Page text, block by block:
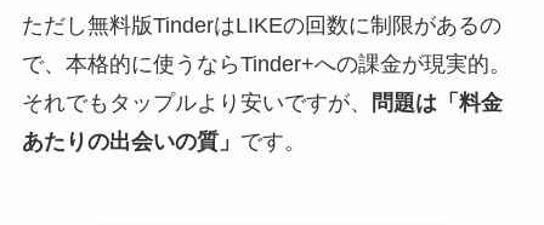
ただし無料版TinderはLIKEの回数に制限があるの
で、本格的に使うならTinder+への課金が現実的。
それでもタップルより安いですが、
問題は「料金
あたりの出会いの質」 です。